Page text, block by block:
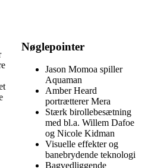
Nøglepointer
Jason Momoa spiller
Aquaman
Amber Heard
portrætterer Mera
Stærk birollebesætning
med bl.a. Willem Dafoe
og Nicole Kidman
Visuelle effekter og
banebrydende teknologi
Bagvedliggende